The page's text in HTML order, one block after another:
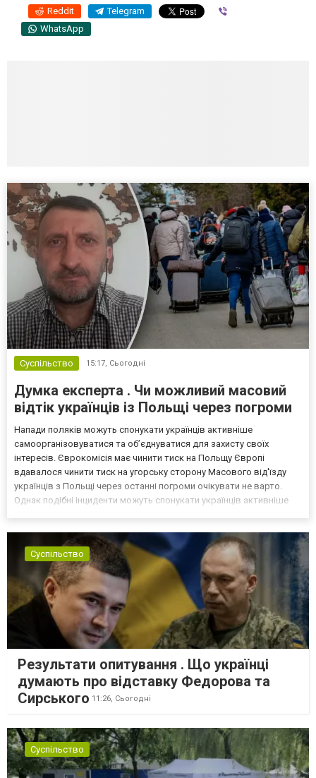
Reddit Telegram
WhatsApp
Суспільство 15:17, Сьогодні
Думка експерта . Чи можливий масовий
відтік українців із Польщі через погроми
Напади поляків можуть спонукати українців активніше
самоорганізовуватися та об’єднуватися для захисту своїх
інтересів. Єврокомісія має чинити тиск на Польщу Європі
вдавалося чинити тиск на угорську сторону Масового від'їзду
українців з Польщі через останні погроми очікувати не варто.
Однак подібні інциденти можуть спонукати українців активніше
Суспільство
Результати опитування . Що українці
думають про відставку Федорова та
Сирського 11:26, Сьогодні
Суспільство